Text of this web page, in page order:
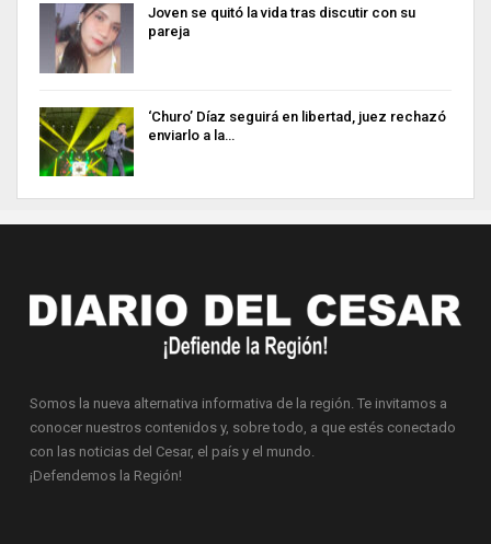
Joven se quitó la vida tras discutir con su
pareja
‘Churo’ Díaz seguirá en libertad, juez rechazó
enviarlo a la…
Somos la nueva alternativa informativa de la región. Te invitamos a
conocer nuestros contenidos y, sobre todo, a que estés conectado
con las noticias del Cesar, el país y el mundo.
¡Defendemos la Región!